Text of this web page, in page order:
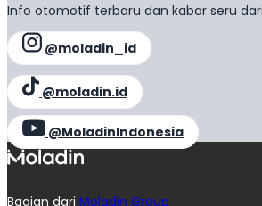
Info otomotif terbaru dan kabar seru
@moladin_id
@moladin.id
@MoladinIndonesia
Bagian dari Moladin Group